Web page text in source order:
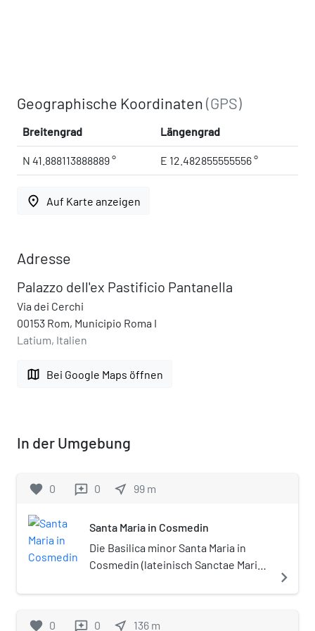
Geographische Koordinaten(GPS)
Breitengrad Längengrad
N 41.888113888889 ° E 12.482855555556 °
place Auf Karte anzeigen
Adresse
Palazzo dell'ex Pastificio Pantanella
Via dei Cerchi
00153 Rom, Municipio Roma I
Latium, Italien
map Bei Google Maps öffnen
In der Umgebung
favorite 0 reviews 0 near_me 99 m
Santa Maria in Cosmedin
Die Basilica minor Santa Maria in
Cosmedin (lateinisch Sanctae Mariae
Maria in Schola Graeca, ist eine
navigate_next
favorite 0 reviews 0 near_me 136 m